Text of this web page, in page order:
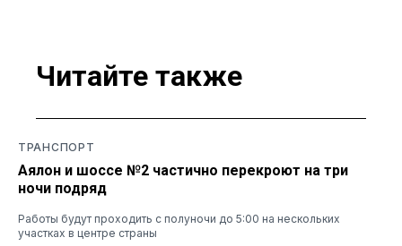
Читайте также
ТРАНСПОРТ
Аялон и шоссе №2 частично перекроют на три
ночи подряд
Работы будут проходить с полуночи до 5:00 на нескольких
участках в центре страны